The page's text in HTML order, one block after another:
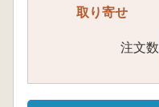
取り寄せ
注文数